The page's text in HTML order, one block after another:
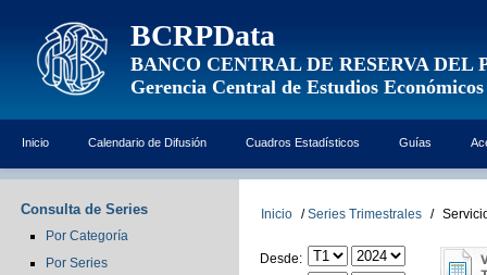
BCRPData
BANCO CENTRAL DE RESERVA DEL
Gerencia Central de Estudios Económicos
Inicio Calendario de Difusión Cuadros Estadísticos Guías
Consulta de Series
Por Categoría
Por Series
Inicio / Series Trimestrales /
Desde: